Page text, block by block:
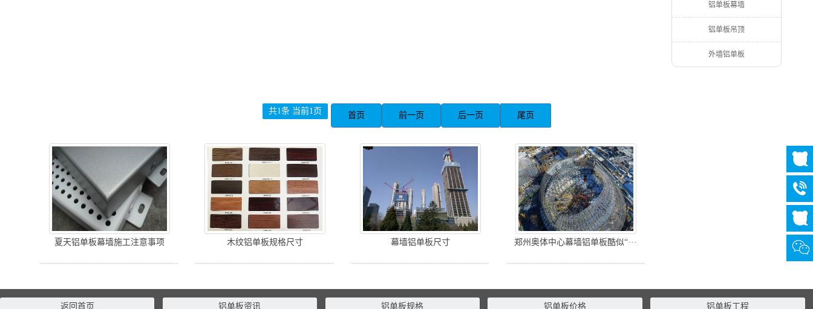
铝单板幕墙
铝单板吊顶
外墙铝单板
共1条 当前1页 首页 前一页 后一页 尾页
夏天铝单板幕墙施工注意事项 木纹铝单板规格尺寸 幕墙铝单板尺寸 郑州奥体中心幕墙铝单板酷似“···
返回首页 铝单板资讯 铝单板规格 铝单板价格 铝单板工程